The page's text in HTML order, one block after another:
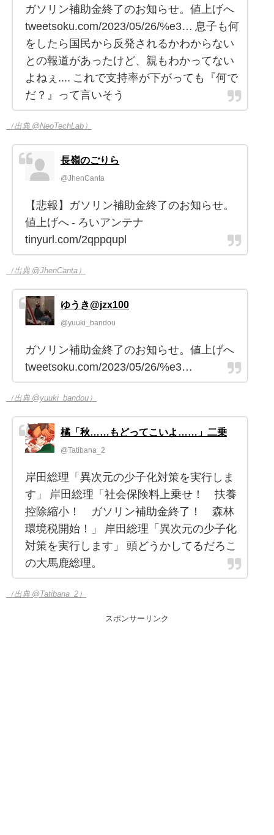
ガソリン補助金終了のお知らせ。値上げへ
tweetsoku.com/2023/05/26/%e3… 息子も何
をしたら国民から反発されるかわからない
との報道があったけど、親もわかってない
よねぇ.... これで支持率が下がっても『何で
だ？』って言いそう
（出典 @NeoTechLab）
長嶺のごりら
@JhenCanta
【悲報】ガソリン補助金終了のお知らせ。
値上げへ - ろいアンテナ
tinyurl.com/2qppqupl
（出典 @JhenCanta）
ゆうき@jzx100
@yuuki_bandou
ガソリン補助金終了のお知らせ。値上げへ
tweetsoku.com/2023/05/26/%e3…
（出典 @yuuki_bandou）
橘「秋……もどってこいよ……」二乗
@Tatibana_2
岸田総理「異次元の少子化対策を実行しま
す」 岸田総理「社会保険料上乗せ！ 扶養
控除縮小！ ガソリン補助金終了！ 森林
環境税開始！」 岸田総理「異次元の少子化
対策を実行します」 頭どうかしてるだろこ
の大馬鹿総理。
（出典 @Tatibana_2）
スポンサーリンク